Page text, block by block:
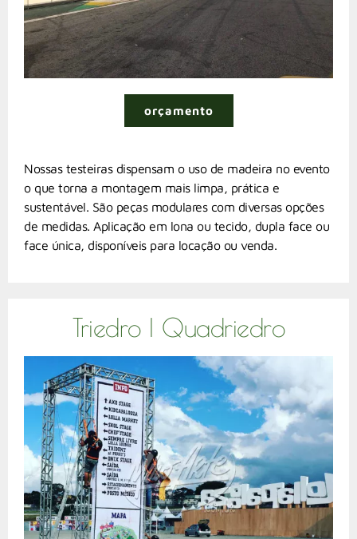
Nossas testeiras dispensam o uso de madeira no evento
o que torna a montagem mais limpa, prática e
sustentável. São peças modulares com diversas opções
de medidas. Aplicação em lona ou tecido, dupla face ou
face única, disponíveis para locação ou venda.
orçamento
Triedro | Quadriedro